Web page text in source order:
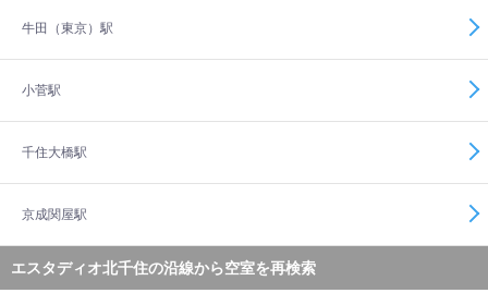
牛田（東京）駅
小菅駅
千住大橋駅
京成関屋駅
エスタディオ北千住の沿線から空室を再検索